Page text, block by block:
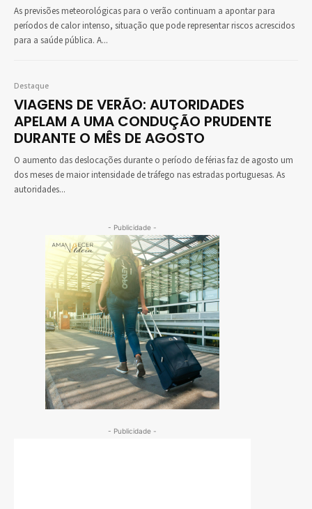
As previsões meteorológicas para o verão continuam a apontar para
períodos de calor intenso, situação que pode representar riscos acrescidos
para a saúde pública. A...
Destaque
VIAGENS DE VERÃO: AUTORIDADES
APELAM A UMA CONDUÇÃO PRUDENTE
DURANTE O MÊS DE AGOSTO
O aumento das deslocações durante o período de férias faz de agosto um
dos meses de maior intensidade de tráfego nas estradas portuguesas. As
autoridades...
- Publicidade -
- Publicidade -